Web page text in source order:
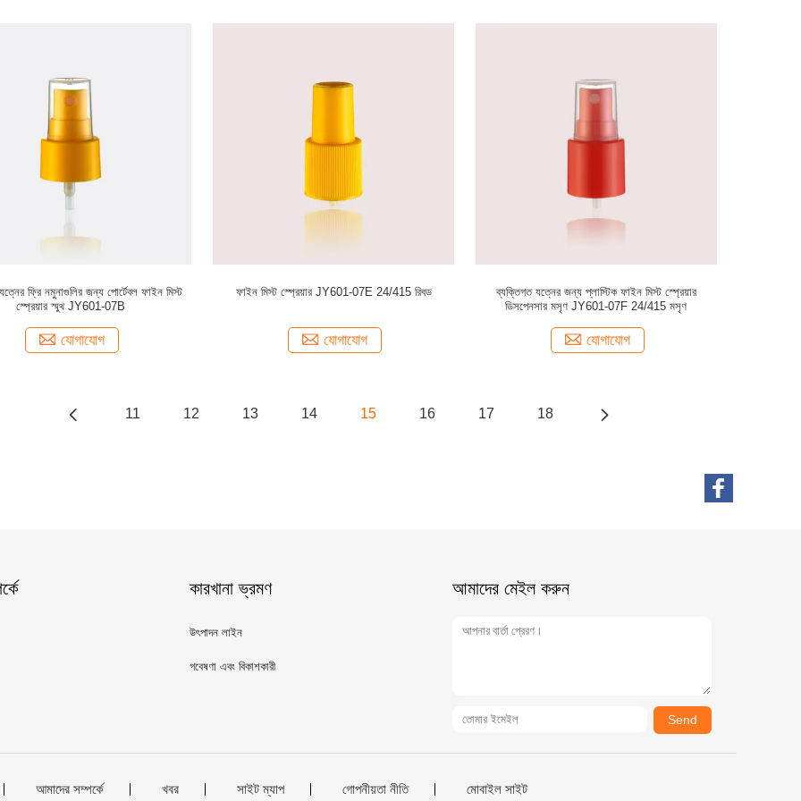
ফ্রি নমুনাগুলির জন্য পোর্টেবল ফাইন মিস্ট
স্প্রেয়ার স্মুথ JY601-07B
যোগাযোগ
ফাইন মিস্ট স্প্রেয়ার JY601-07E 24/415 রিবড
যোগাযোগ
ব্যক্তিগত যত্নের জন্য প্লাস্টিক ফাইন মিস্ট স্প্রেয়ার
ডিসপেনসার মসৃণ JY601-07F 24/415 মসৃণ
যোগাযোগ
11 12 13 14 15 16 17 18
কারখানা ভ্রমণ
উৎপাদন লাইন
গবেষণা এবং বিকাশকারী
আমাদের মেইল ​​করুন
Send
আমাদের সম্পর্কে খবর সাইট ম্যাপ গোপনীয়তা নীতি মোবাইল সাইট